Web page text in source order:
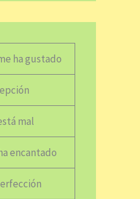
ha gustado
mal
encantado